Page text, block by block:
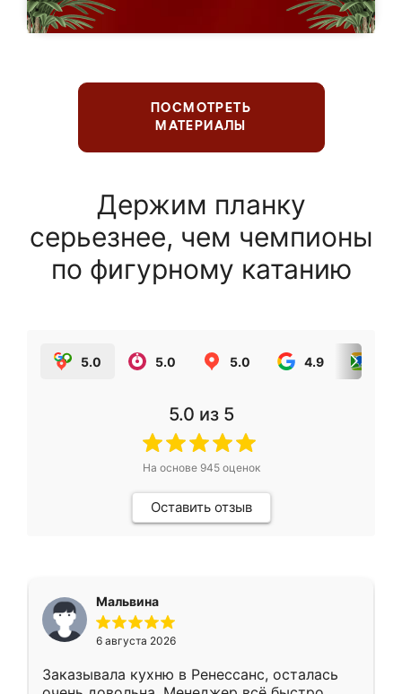
ПОСМОТРЕТЬ
МАТЕРИАЛЫ
Держим планку
серьезнее, чем чемпионы
по фигурному катанию
5.0 5.0 5.0 4.9
5.0 из 5
На основе 945оценок
Оставить отзыв
Мальвина
6 августа 2026
Заказывала кухню в Ренессанс, осталась